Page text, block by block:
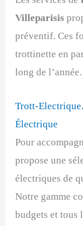
Villeparisis
préventif. Ces
trottinette en
long de l’année.
Trott-
Électrique
Pour
propose une
électriques de
Notre gamme
budgets et tous